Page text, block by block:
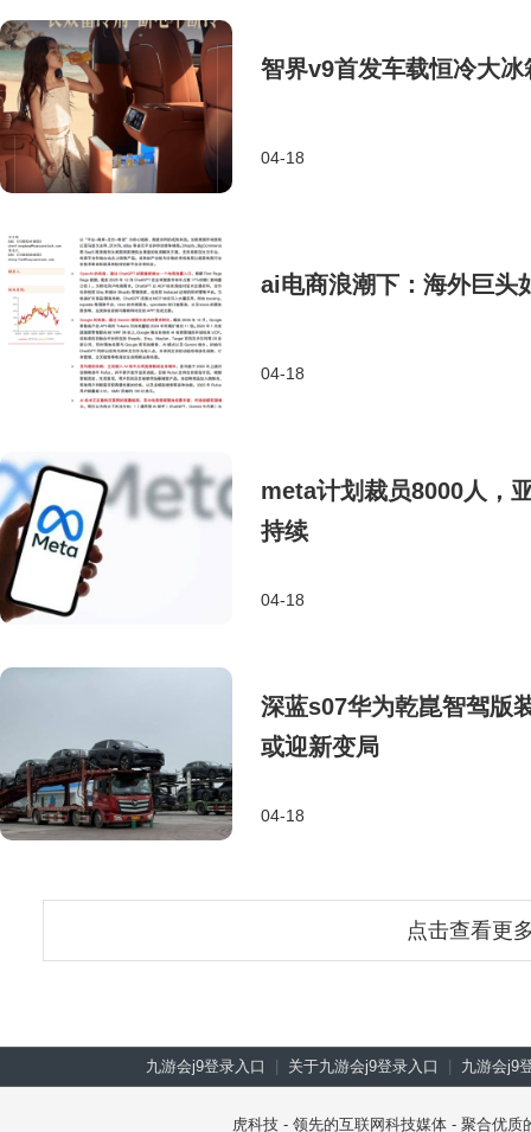
智界v9首发车载恒冷大
04-18
ai电商浪潮下：海外巨头
04-18
meta计划裁员8000人，
持续
04-18
深蓝s07华为乾崑智驾版
或迎新变局
04-18
点击查看更
九游会j9登录入口 关于九游会j9登录入口 九游会j9
虎科技 - 领先的互联网科技媒体 - 聚合优